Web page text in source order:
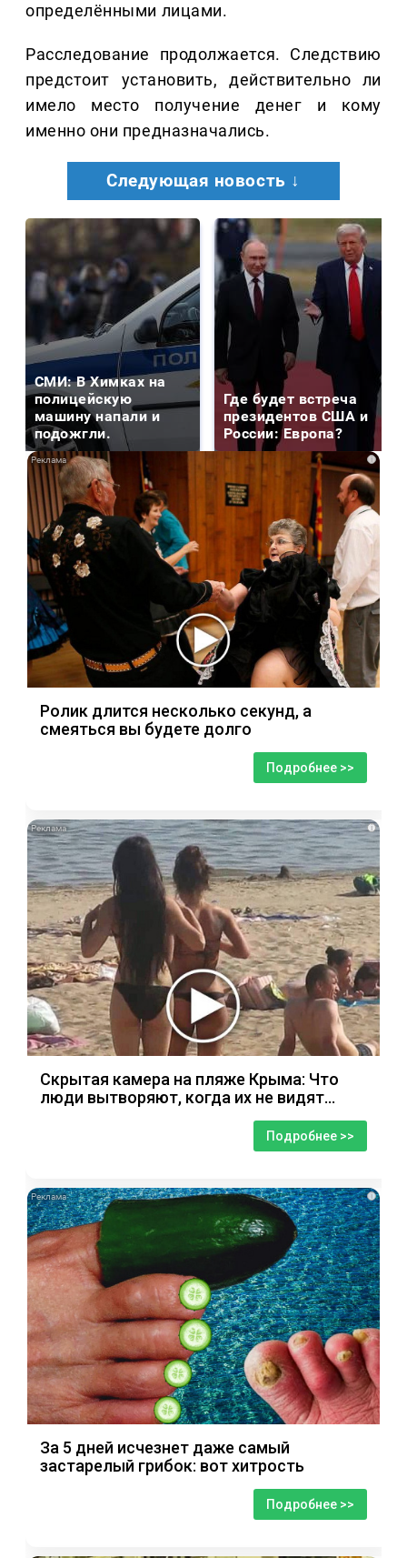
определёнными лицами.
Расследование продолжается. Следствию
предстоит установить, действительно ли
имело место получение денег и кому
именно они предназначались.
Следующая новость ↓
СМИ: В Химках на
полицейскую
машину напали и
подожгли.
Где будет встреча
президентов США и
России: Европа?
i
Ролик длится несколько секунд, а
смеяться вы будете долго
Подробнее >>
i
Скрытая камера на пляже Крыма: Что
люди вытворяют, когда их не видят...
Подробнее >>
i
За 5 дней исчезнет даже самый
застарелый грибок: вот хитрость
Подробнее >>